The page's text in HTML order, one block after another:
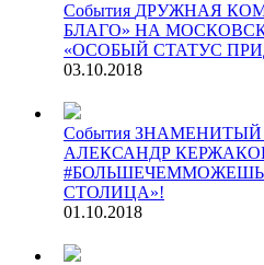
События ДРУЖНАЯ
БЛАГО» НА
«ОСОБЫЙ СТАТУС
03.10.2018
События ЗНАМЕНИТЫЙ
АЛЕКСАНДР
#БОЛЬШЕЧЕММОЖЕШЬ
СТОЛИЦА»!
01.10.2018